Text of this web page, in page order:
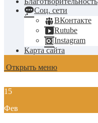
Соц. сети
ВКонтакте
Rutube
Instagram
Карта сайта
Открыть меню
15
Фев